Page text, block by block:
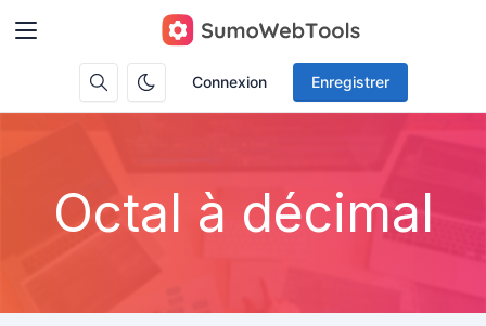
Connexion Enregistrer
Octal à décimal